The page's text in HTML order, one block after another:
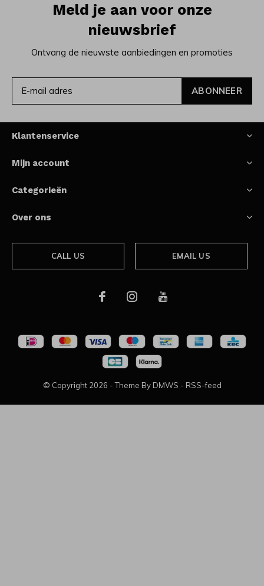
Meld je aan voor onze
nieuwsbrief
Ontvang de nieuwste aanbiedingen en promoties
ABONNEER
Klantenservice
Mijn account
Categorieën
Over ons
CALL US EMAIL US
© Copyright 2026 - Theme By DMWS - RSS-feed